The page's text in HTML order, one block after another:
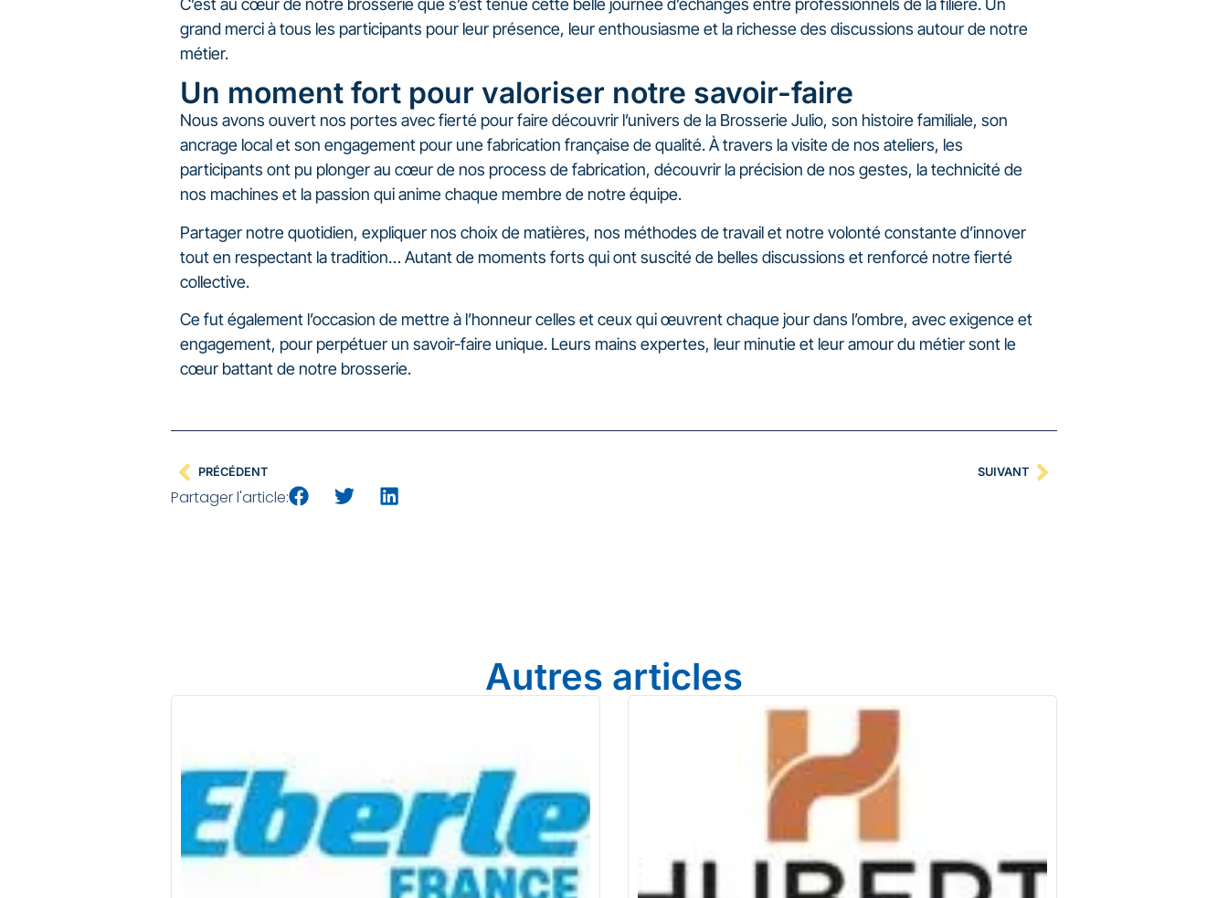
C’est au cœur de notre brosserie que s’est tenue cette belle journée d’échanges entre professionnels de la filière. Un
grand merci à tous les participants pour leur présence, leur enthousiasme et la richesse des discussions autour de notre
métier.
Un moment fort pour valoriser notre savoir-faire
Nous avons ouvert nos portes avec fierté pour faire découvrir l’univers de la Brosserie Julio, son histoire familiale, son
ancrage local et son engagement pour une fabrication française de qualité. À travers la visite de nos ateliers, les
participants ont pu plonger au cœur de nos process de fabrication, découvrir la précision de nos gestes, la technicité de
nos machines et la passion qui anime chaque membre de notre équipe.
Partager notre quotidien, expliquer nos choix de matières, nos méthodes de travail et notre volonté constante d’innover
tout en respectant la tradition… Autant de moments forts qui ont suscité de belles discussions et renforcé notre fierté
collective.
Ce fut également l’occasion de mettre à l’honneur celles et ceux qui œuvrent chaque jour dans l’ombre, avec exigence et
engagement, pour perpétuer un savoir-faire unique. Leurs mains expertes, leur minutie et leur amour du métier sont le
cœur battant de notre brosserie.
PRÉCÉDENT SUIVANT
Partager l'article:
Autres articles